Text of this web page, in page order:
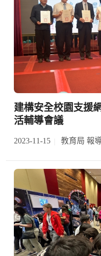
建構安全校園支援
活輔導會議
2023-11-15 教育局 報